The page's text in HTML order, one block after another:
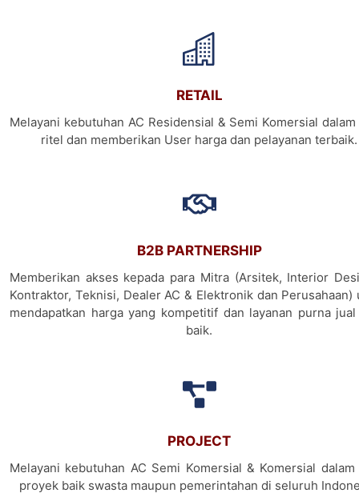
RETAIL
Melayani kebutuhan AC Residensial & Semi Komersial dalam
ritel dan memberikan User harga dan pelayanan terbaik.
B2B PARTNERSHIP
Memberikan akses kepada para Mitra (Arsitek, Interior
Kontraktor, Teknisi, Dealer AC & Elektronik dan Perusahaan)
mendapatkan harga yang kompetitif dan layanan purna
baik.
PROJECT
Melayani kebutuhan AC Semi Komersial & Komersial dalam
proyek baik swasta maupun pemerintahan di seluruh